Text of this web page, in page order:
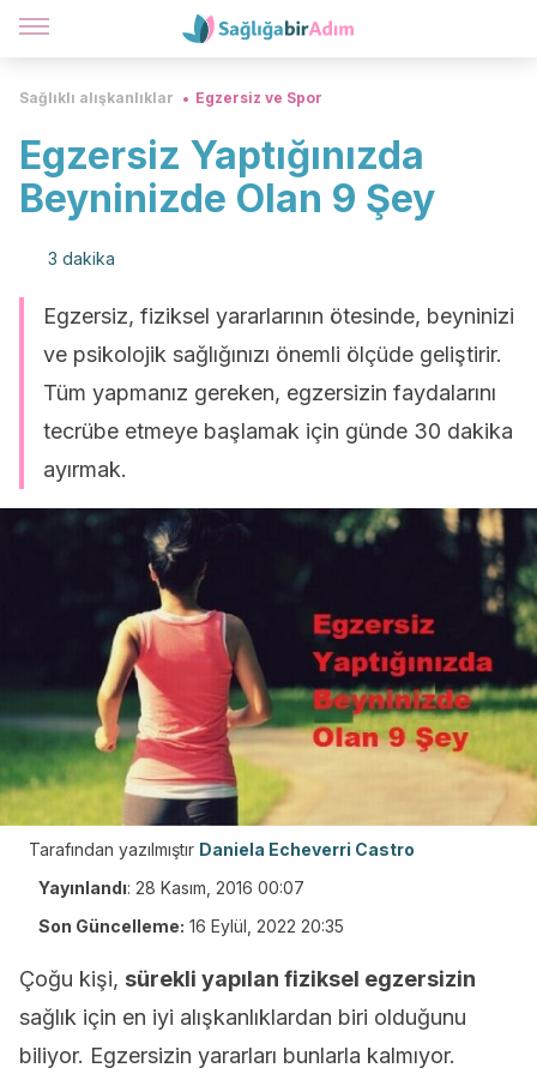
Sağlıklı alışkanlıklar Egzersiz ve Spor
Egzersiz Yaptığınızda
Beyninizde Olan 9 Şey
3 dakika
Egzersiz, fiziksel yararlarının ötesinde, beyninizi
ve psikolojik sağlığınızı önemli ölçüde geliştirir.
Tüm yapmanız gereken, egzersizin faydalarını
tecrübe etmeye başlamak için günde 30 dakika
ayırmak.
Tarafından yazılmıştır Daniela Echeverri Castro
Yayınlandı: 28 Kasım, 2016 00:07
Son Güncelleme: 16 Eylül, 2022 20:35
Çoğu kişi, sürekli yapılan fiziksel egzersizin
sağlık için en iyi alışkanlıklardan biri olduğunu
biliyor. Egzersizin yararları bunlarla kalmıyor.